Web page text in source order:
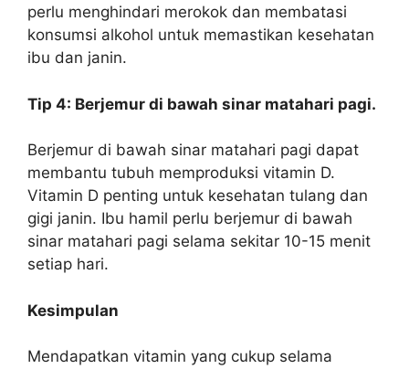
perlu menghindari merokok dan membatasi
konsumsi alkohol untuk memastikan kesehatan
ibu dan janin.
Tip 4: Berjemur di bawah sinar matahari pagi.
Berjemur di bawah sinar matahari pagi dapat
membantu tubuh memproduksi vitamin D.
Vitamin D penting untuk kesehatan tulang dan
gigi janin. Ibu hamil perlu berjemur di bawah
sinar matahari pagi selama sekitar 10-15 menit
setiap hari.
Kesimpulan
Mendapatkan vitamin yang cukup selama